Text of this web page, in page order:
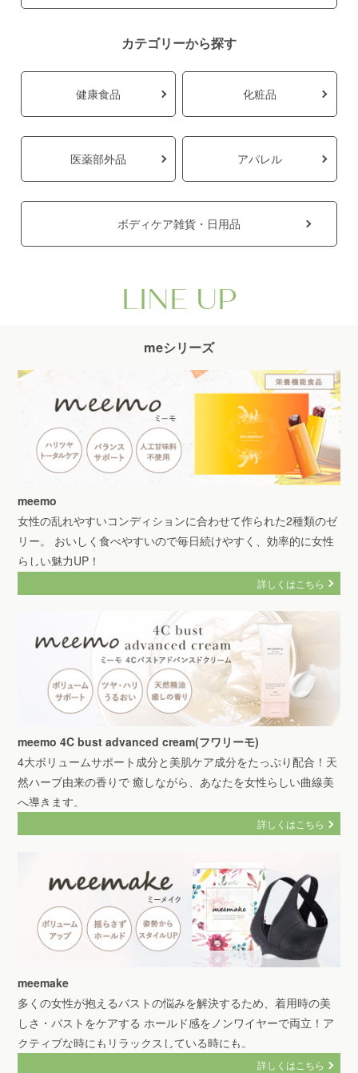
カテゴリーから探す
健康食品 化粧品
医薬部外品 アパレル
ボディケア雑貨・日用品
LINE UP
meシリーズ
meemo
女性の乱れやすいコンディションに合わせて作られた2種類のゼ
リー。 おいしく食べやすいので毎日続けやすく、効率的に女性
らしい魅力UP！
詳しくはこちら
meemo 4C bust advanced cream(フワリーモ)
4大ボリュームサポート成分と美肌ケア成分をたっぷり配合！天
然ハーブ由来の香りで 癒しながら、あなたを女性らしい曲線美
へ導きます。
詳しくはこちら
meemake
多くの女性が抱えるバストの悩みを解決するため、着用時の美
しさ・バストをケアする ホールド感をノンワイヤーで両立！ア
クティブな時にもリラックスしている時にも。
詳しくはこちら